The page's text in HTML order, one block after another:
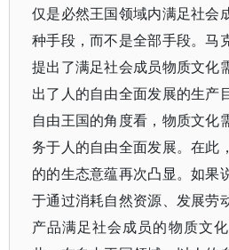
仅是必然王国领域内满足社会
种手段，而不是全部手段。马
提出了满足社会成员物质文化
出了人的自由全面发展的生产
自由王国的角度看，物质文化
务于人的自由全面发展。在此
的的生态意蕴再次凸显。如果
于通过消耗自然资源、发展劳
产品满足社会成员的物质文